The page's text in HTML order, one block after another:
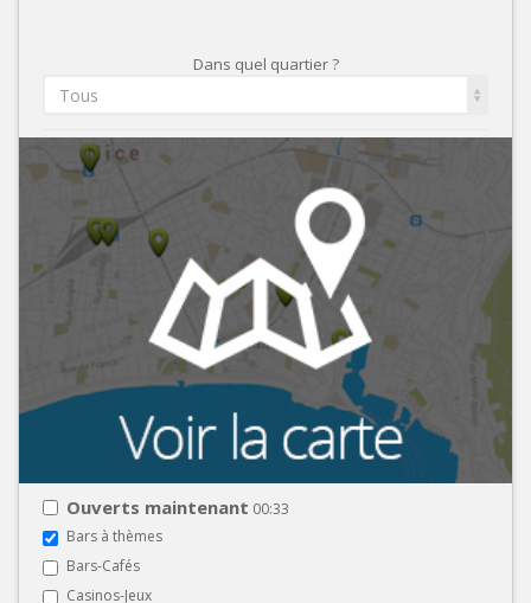
Dans quel quartier ?
Tous
Ouverts maintenant 00:33
Bars à thèmes
Bars-Cafés
Casinos-Jeux